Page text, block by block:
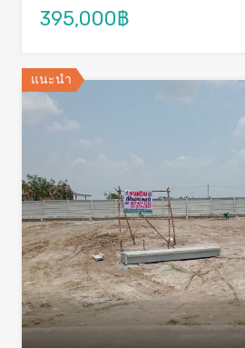
395,000฿
แนะนำ